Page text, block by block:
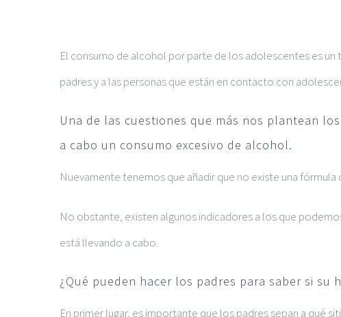
imagen
más
El consumo de alcohol por parte de los adolescentes es
padres y a las personas que están en contacto con
Una de las cuestiones que más nos plantean
a cabo un consumo excesivo de alcohol.
Nuevamente tenemos que añadir que no existe una
No obstante, existen algunos indicadores a los que
está llevando a cabo.
¿Qué pueden hacer los padres para saber si su
En primer lugar, es importante que los padres sepan a qué